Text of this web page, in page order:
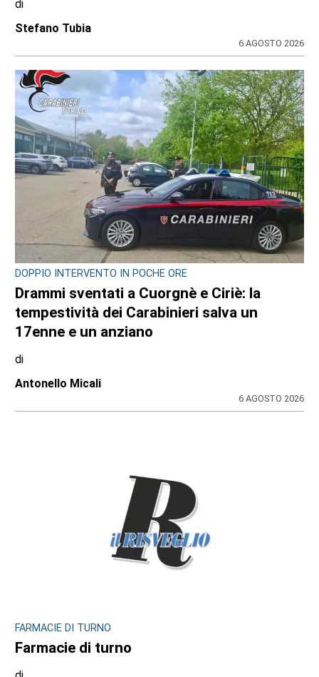
di
Stefano Tubia
6 AGOSTO 2026
DOPPIO INTERVENTO IN POCHE ORE
Drammi sventati a Cuorgnè e Ciriè: la
tempestività dei Carabinieri salva un
17enne e un anziano
di
Antonello Micali
6 AGOSTO 2026
FARMACIE DI TURNO
Farmacie di turno